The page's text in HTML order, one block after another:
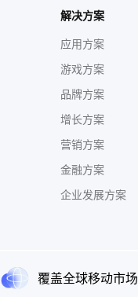
解决方案
应用方案
游戏方案
品牌方案
增长方案
营销方案
金融方案
企业发展方案
覆盖全球移动市场